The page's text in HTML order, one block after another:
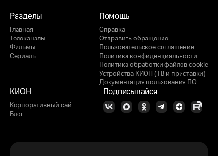
Разделы
Главная
Телеканалы
Фильмы
Сериалы
Помощь
Справка
Отправить обращение
Пользовательское соглашение
Политика конфиденциальности
Политика обработки файлов cookie
Устройства КИОН (ТВ и приставки)
Документация пользования ПО
КИОН
Корпоративный сайт
Блог
Подписывайся